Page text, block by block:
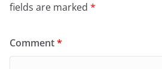
fields are marked *
Comment*